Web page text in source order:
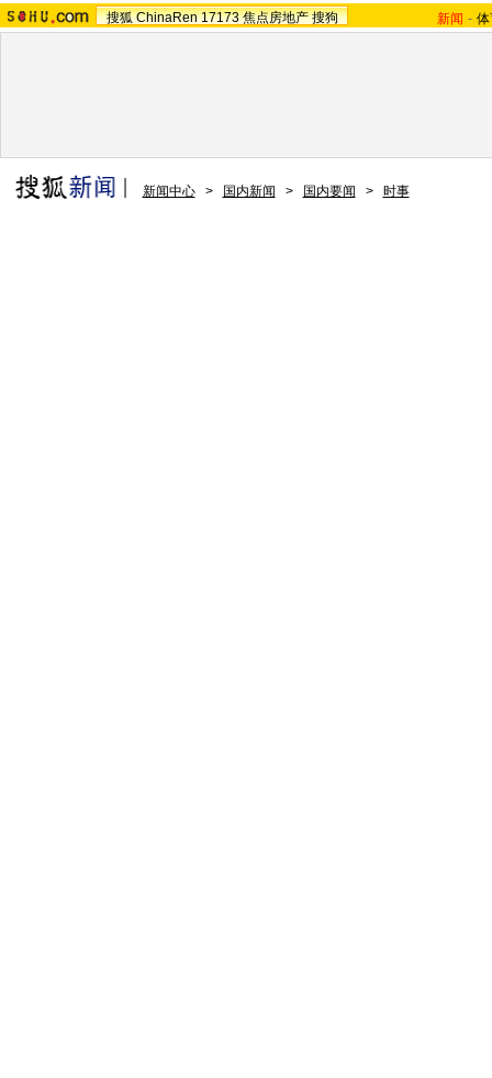
搜狐 ChinaRen 17173 焦点房地产 搜狗 新闻 -
新闻中心 > 国内新闻 > 国内要闻 > 时事